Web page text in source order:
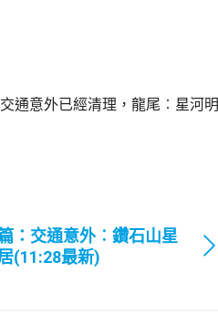
通意外已經清理，龍尾︰星河明
：交通意外︰鑽石山星
(11:28最新)